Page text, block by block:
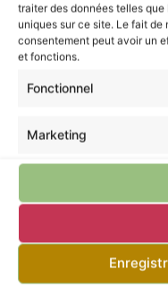
traiter des données telles
uniques sur ce site. Le fait de
consentement peut avoir un
et fonctions.
Fonctionnel
Marketing